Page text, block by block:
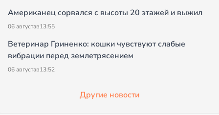
Американец сорвался с высоты 20 этажей и выжил
06 августав13:55
Ветеринар Гриненко: кошки чувствуют слабые
вибрации перед землетрясением
06 августав13:52
Другие новости